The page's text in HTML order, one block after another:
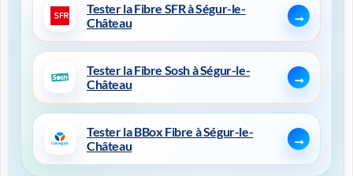
Tester la Fibre SFR à Ségur-le-
Château
Tester la Fibre Sosh à Ségur-le-
Château
Tester la BBox Fibre à Ségur-le-
Château